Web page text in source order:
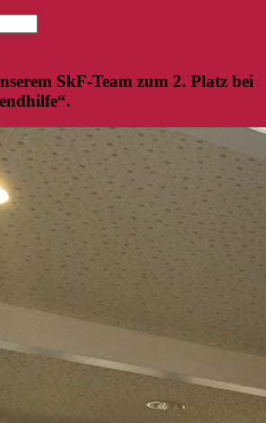
SkF-Team zum 2. Platz bei